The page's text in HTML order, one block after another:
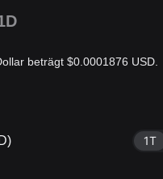
beträgt $0.0001876 USD.
1T